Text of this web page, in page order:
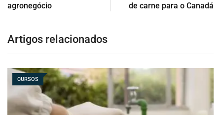
agronegócio
de carne para o Canadá
Artigos relacionados
CURSOS